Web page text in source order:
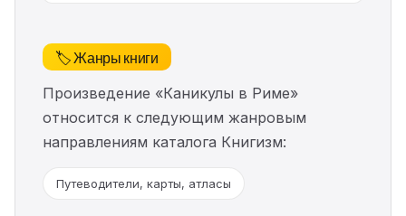
🏷️ Жанры книги
Произведение «Каникулы в Риме»
относится к следующим жанровым
направлениям каталога Книгизм:
Путеводители, карты, атласы